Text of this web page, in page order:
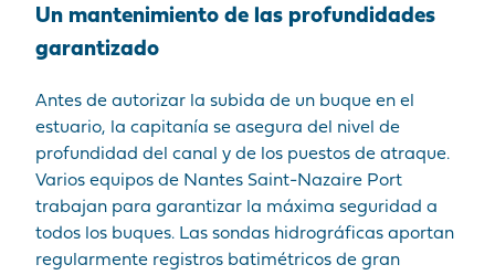
Un mantenimiento de las profundidades
garantizado
Antes de autorizar la subida de un buque en el
estuario, la capitanía se asegura del nivel de
profundidad del canal y de los puestos de atraque.
Varios equipos de Nantes Saint-Nazaire Port
trabajan para garantizar la máxima seguridad a
todos los buques. Las sondas hidrográficas aportan
regularmente registros batimétricos de gran